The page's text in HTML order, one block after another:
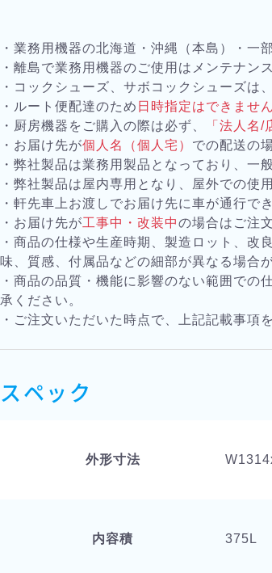
・業務用機器の北海道・沖縄（本島）・一
・離島で業務用機器のご使用はメンテナン
・コックシューズ、サボコックシューズは
・ルート便配達のため 日時指定はできません
・厨房機器をご購入の際は必ず、
「法人名/
・お届け先が個人名（個人宅） での配送の
・弊社製品は業務用製品となっており、一
・弊社製品は屋内専用となり、屋外での使
・軒先車上お渡しでお届け先に車が通行で
・お届け先が工事中・改装中の場合はご注
・商品の仕様や生産時期、製造ロット、
味、質感、付属品などの細部が異なる場合
・商品の品質・機能に影響のない範囲での
承ください。
・ご注文いただいた時点で、上記記載事項
スペック
外形寸法
内容積 375L